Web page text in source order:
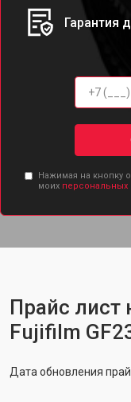
Гарантия
Нажимая на кнопку
моих персональных
Прайс лист
Fujifilm
Дата обновления